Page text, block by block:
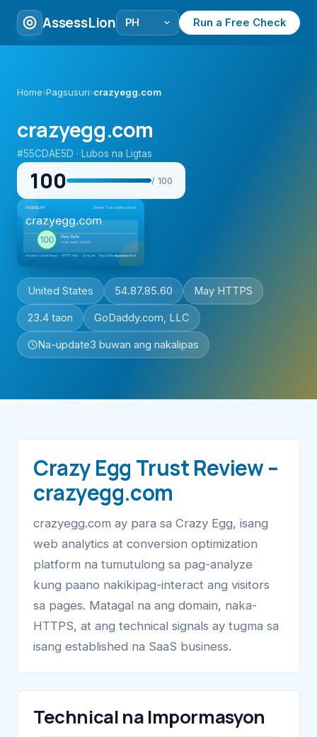
AssessLion Run a Free Check
Home›Pagsusuri›crazyegg.com
crazyegg.com
#55CDAE5D · Lubos na Ligtas
100 / 100
United States 54.87.85.60 May HTTPS
23.4 taon GoDaddy.com, LLC
Na-update3 buwan ang nakalipas
Crazy Egg Trust Review –
crazyegg.com
crazyegg.com ay para sa Crazy Egg, isang
web analytics at conversion optimization
platform na tumutulong sa pag-analyze
kung paano nakikipag-interact ang visitors
sa pages. Matagal na ang domain, naka-
HTTPS, at ang technical signals ay tugma sa
isang established na SaaS business.
Technical na Impormasyon